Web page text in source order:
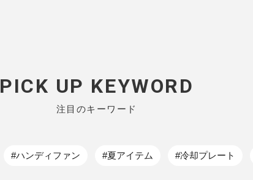
PICK UP KEYWORD
注目のキーワード
#ハンディファン #夏アイテム #冷却プレート